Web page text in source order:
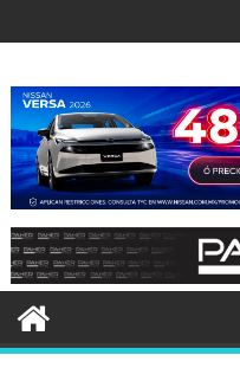
al